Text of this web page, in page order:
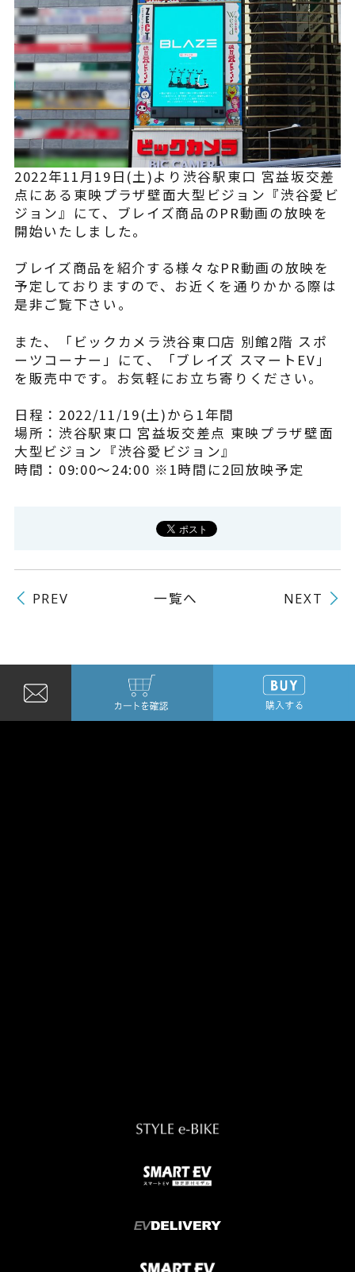
※類似品にご注意ください
ニュース
よくある質問
2022年11月19日(土)より渋谷駅東口 宮益坂交差
点にある東映プラザ壁面大型ビジョン『渋谷愛ビ
ジョン』にて、ブレイズ商品のPR動画の放映を
開始いたしました。
ブレイズ商品を紹介する様々なPR動画の放映を
予定しておりますので、お近くを通りかかる際は
是非ご覧下さい。
また、「ビックカメラ渋谷東口店 別館2階 スポ
ーツコーナー」にて、「ブレイズ スマートEV」
を販売中です。お気軽にお立ち寄りください。
日程：2022/11/19(土)から1年間
場所：渋谷駅東口 宮益坂交差点 東映プラザ壁面
大型ビジョン『渋谷愛ビジョン』
時間：09:00〜24:00 ※1時間に2回放映予定
PREV 一覧へ NEXT